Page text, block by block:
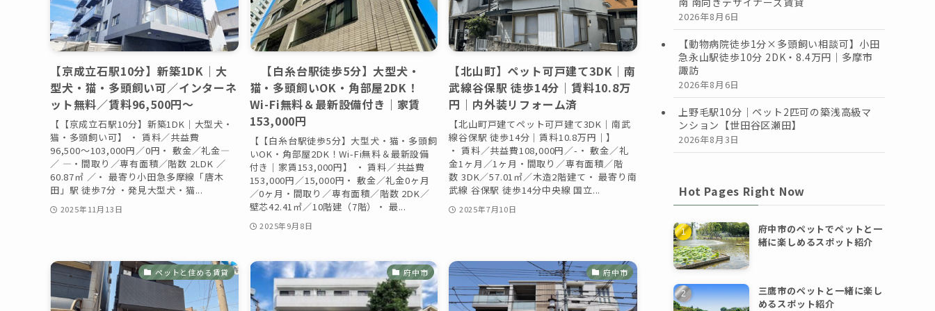
【京成立石駅10分】新築1DK｜大
型犬・猫・多頭飼い可／インターネ
ット無料／賃料96,500円〜
【【京成立石駅10分】新築1DK｜大型犬・
猫・多頭飼い可】 ・ 賃料／共益費
96,500〜103,000円／0円・ 敷金／礼金—
／ —・間取り／専有面積／階数 2LDK ／
60.87㎡ ／・ 最寄り小田急多摩線「唐木
田」駅 徒歩7分 ・発見大型犬・猫...
2025年11月13日
【白糸台駅徒歩5分】大型犬・
猫・多頭飼いOK・角部屋2DK！
Wi-Fi無料＆最新設備付き｜家賃
153,000円
【【白糸台駅徒歩5分】大型犬・猫・多頭飼
いOK・角部屋2DK！Wi-Fi無料＆最新設備
付き｜家賃153,000円】 ・ 賃料／共益費
153,000円／15,000円・ 敷金／礼金0ヶ月
／0ヶ月・間取り／専有面積／階数 2DK／
壁芯42.41㎡／10階建（7階）・ 最...
2025年9月8日
【北山町】ペット可戸建て3DK｜南
武線谷保駅 徒歩14分｜賃料10.8万
円｜内外装リフォーム済
【北山町戸建てペット可戸建て3DK｜南武
線谷保駅 徒歩14分｜賃料10.8万円｜】
・ 賃料／共益費108,000円／-・ 敷金／礼
金1ヶ月／1ヶ月・間取り／専有面積／階
数 3DK／57.01㎡／木造2階建て・ 最寄り南
武線 谷保駅 徒歩14分中央線 国立...
2025年7月10日
ペットと住める賃貸 府中市 府中市
2026年8月6日
【動物病院徒歩1分×多頭飼い相談可】小田
急永山駅徒歩10分 2DK・8.4万円｜多摩市
諏訪
2026年8月6日
上野毛駅10分｜ペット2匹可の築浅高級マ
ンション【世田谷区瀬田】
2026年8月3日
Hot Pages Right Now
府中市のペットでペットと一
緒に楽しめるスポット紹介
三鷹市のペットと一緒に楽し
めるスポット紹介